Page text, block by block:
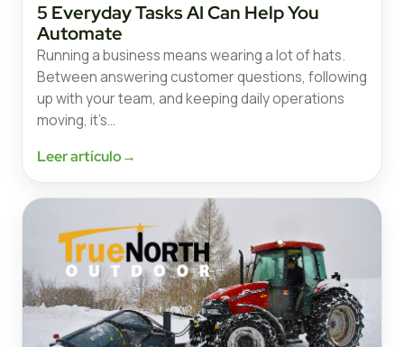
5 Everyday Tasks AI Can Help You
Automate
Running a business means wearing a lot of hats.
Between answering customer questions, following
up with your team, and keeping daily operations
moving, it’s…
Leer artículo→